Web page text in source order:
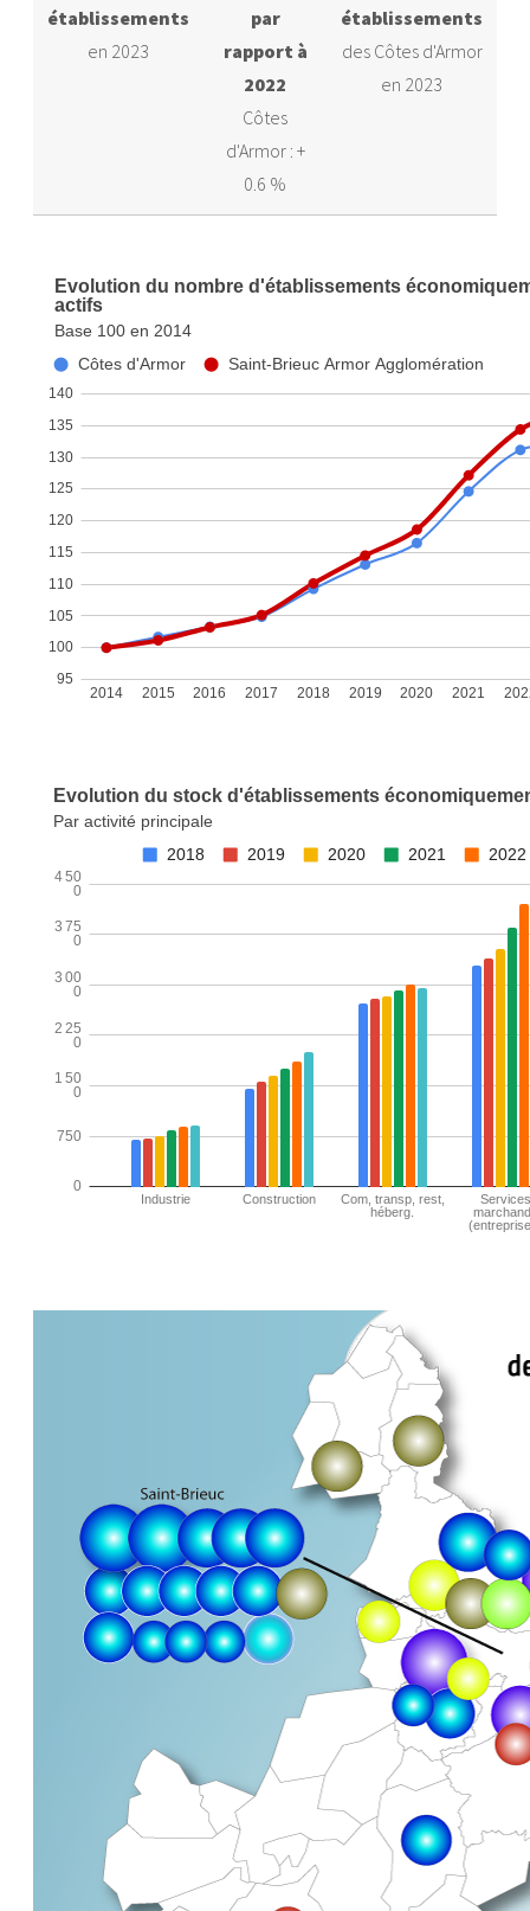
établissements
en 2023
par
rapport à
2022
Côtes
d'Armor : +
0.6 %
établissements
des Côtes d'Armor
en 2023